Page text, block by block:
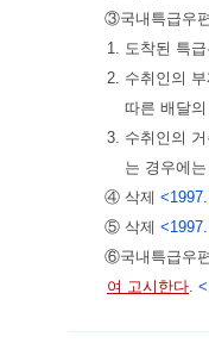
③국내특급우
1. 도착된 특
2. 수취인의
따른 배달
3. 수취인의
는 경우에
④ 삭제
⑤ 삭제
⑥국내특급우
여 고시한다.